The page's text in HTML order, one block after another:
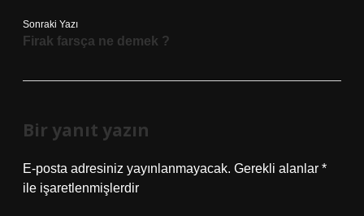
Sonraki Yazı
Firak farsça ne demek ?
Bir yanıt yazın
E-posta adresiniz yayınlanmayacak. Gerekli alanlar *
ile işaretlenmişlerdir